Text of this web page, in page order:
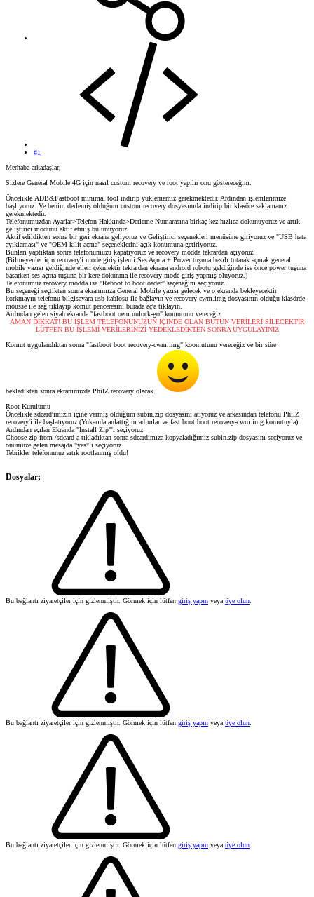
#1
Merhaba arkadaşlar,
Sizlere General Mobile 4G için nasıl custom recovery ve root yapılır onu göstereceğim.
Öncelikle ADB&Fastboot minimal tool indirip yüklememiz gerekmektedir. Ardından işlemlerimize
başlıyoruz. Ve benim derlemiş olduğum custom recovery dosyasınıda indirip bir klasöre saklamanız
gerekmektedir.
Telefonumuzdan Ayarlar>Telefon Hakkında>Derleme Numarasına birkaç kez hızlıca dokunuyoruz ve artık
geliştirici modunu aktif etmiş bulunuyoruz.
Aktif edildikten sonra bir geri ekrana geliyoruz ve Geliştirici seçenekleri menüsüne giriyoruz ve "USB hata
ayıklaması" ve "OEM kilit açma" seçeneklerini açık konumuna getiriyoruz.
Bunları yaptıktan sonra telefonumuzu kapatıyoruz ve recovery modda tekrardan açıyoruz.
(Bilmeyenler için recovery'i mode giriş işlemi Ses Açma + Power tuşuna basılı tutarak açmak general
mobile yazısı geldiğinde elleri çekmektir tekrardan ekrana android robotu geldiğinde ise önce power tuşuna
basarken ses açma tuşuna bir kere dokunma ile recovery mode giriş yapmış oluyoruz.)
Telefonumuz recovery modda ise "Reboot to bootloader" seçeneğini seçiyoruz.
Bu seçeneği seçtikten sonra ekranımıza General Mobile yazısı gelecek ve o ekranda bekleyecektir
korkmayın telefonu bilgisayara usb kablosu ile bağlayın ve recovery-cwm.img dosyasının olduğu klasörde
mousse ile sağ tıklayıp komut penceresini burada aç'a tıklayın.
Ardından gelen siyah ekranda "fastboot oem unlock-go" komutunu vereceğiz.
AMAN DİKKAT! BU İŞLEM TELEFONUNUZUN İÇİNDE OLAN BÜTÜN VERİLERİ SİLECEKTİR
LÜTFEN BU İŞLEMİ VERİLERİNİZİ YEDEKLEDİKTEN SONRA UYGULAYINIZ
Komut uygulandıktan sonra "fastboot boot recovery-cwm.img" koomutunu vereceğiz ve bir süre
bekledikten sonra ekranımızda PhilZ recovery olacak
Root Kurulumu
Öncelikle sdcard'ımızın içine vermiş olduğum subin.zip dosyasını atıyoruz ve arkasından telefonu PhilZ
recovery'i ile başlatıyoruz.(Yukarıda anlattığım adımlar ve fast boot boot recovery-cwm.img komutuyla)
Ardından eçılan Ekranda "Install Zip"'i seçiyoruz
Choose zip from /sdcard a tıkladıktan sonra sdcardımıza kopyaladığımız subin.zip dosyasını seçiyoruz ve
önümüze gelen mesajda "yes" i seçiyoruz.
Tebrikler telefonunuz artık rootlanmış oldu!
Dosyalar;
Bu bağlantı ziyaretçiler için gizlenmiştir. Görmek için lütfen giriş yapın veya üye olun
Bu bağlantı ziyaretçiler için gizlenmiştir. Görmek için lütfen giriş yapın veya üye olun
Bu bağlantı ziyaretçiler için gizlenmiştir. Görmek için lütfen giriş yapın veya üye olun